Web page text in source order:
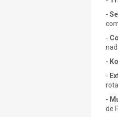
-
-
-
-
-
de